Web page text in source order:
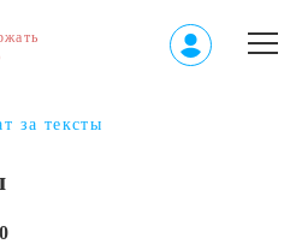
за тексты